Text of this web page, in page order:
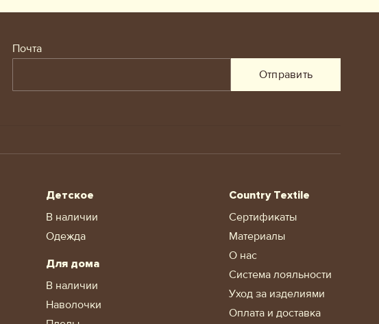
Почта
Отправить
Детское
В наличии
Одежда
Для дома
В наличии
Наволочки
Country Textile
Сертификаты
Материалы
О нас
Система лояльности
Уход за изделиями
Оплата и доставка